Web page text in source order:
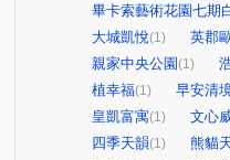
畢卡索藝術花園七期
大城凱悅(1) 英郡
親家中央公園 (1)
植幸福(1) 早安清
皇凱富寓(1) 文心
四季天韻(1) 熊貓